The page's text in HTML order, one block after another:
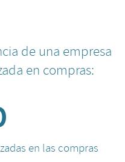
de una empresa
en compras:
en las compras